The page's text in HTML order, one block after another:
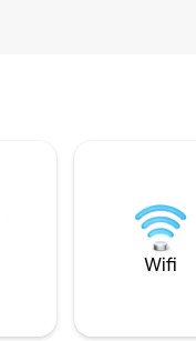
Wifi